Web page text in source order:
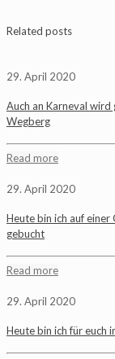
Related posts
29. April 2020
Auch an Karneval
Wegberg
Read more
29. April 2020
Heute bin ich auf
gebucht
Read more
29. April 2020
Heute bin ich für euch